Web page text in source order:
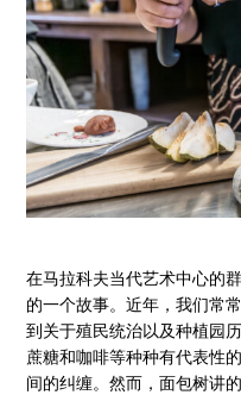
在马拉科夫当代艺术中心的
的一个故事。近年，我们常
到关于殖民统治以及种植园
蔗糖和咖啡等种种有代表性
间的纠缠。然而，面包树讲